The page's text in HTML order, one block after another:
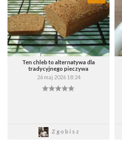
Ten chleb to alternatywa dla
tradycyjnego pieczywa
26 maj 2026 18:24
Zgobisz
Wybierz listę:
Zapisz